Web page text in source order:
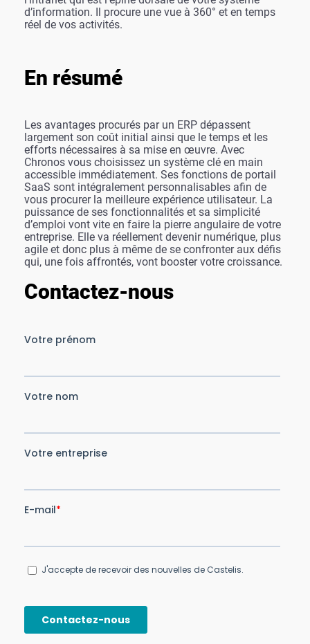
d’information. Il procure une vue à 360° et en temps
réel de vos activités.
En résumé
Les avantages procurés par un ERP dépassent
largement son coût initial ainsi que le temps et les
efforts nécessaires à sa mise en œuvre. Avec
Chronos vous choisissez un système clé en main
accessible immédiatement. Ses fonctions de portail
SaaS sont intégralement personnalisables afin de
vous procurer la meilleure expérience utilisateur. La
puissance de ses fonctionnalités et sa simplicité
d’emploi vont vite en faire la pierre angulaire de votre
entreprise. Elle va réellement devenir numérique, plus
agile et donc plus à même de se confronter aux défis
qui, une fois affrontés, vont booster votre croissance.
Contactez-nous